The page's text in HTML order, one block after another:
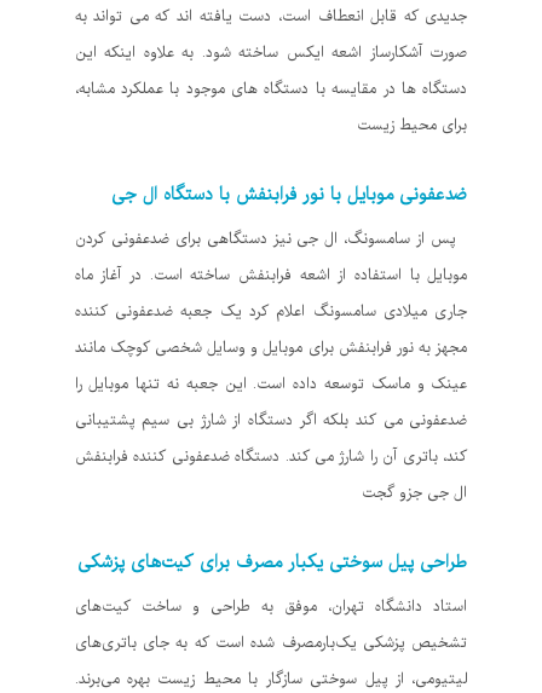
جدیدی که قابل انعطاف است، دست یافته اند که می تواند به
صورت آشکارساز اشعه ایکس ساخته شود. به علاوه اینکه این
دستگاه ها در مقایسه با دستگاه های موجود با عملکرد مشابه،
برای محیط زیست
ضدعفونی موبایل با نور فرابنفش با دستگاه ال جی
پس از سامسونگ، ال جی نیز دستگاهی برای ضدعفونی کردن
موبایل با استفاده از اشعه فرابنفش ساخته است. در آغاز ماه
جاری میلادی سامسونگ اعلام کرد یک جعبه ضدعفونی کننده
مجهز به نور فرابنفش برای موبایل و وسایل شخصی کوچک مانند
عینک و ماسک توسعه داده است. این جعبه نه تنها موبایل را
ضدعفونی می کند بلکه اگر دستگاه از شارژ بی سیم پشتیبانی
کند، باتری آن را شارژ می کند. دستگاه ضدعفونی کننده فرابنفش
ال جی جزو گجت
طراحی پیل سوختی یکبار مصرف برای کیت‌های پزشکی
استاد دانشگاه تهران، موفق به طراحی و ساخت کیت‌های
تشخیص پزشکی یک‌بارمصرف شده است که به جای باتری‌های
لیتیومی، از پیل سوختی سازگار با محیط زیست بهره می‌برند.